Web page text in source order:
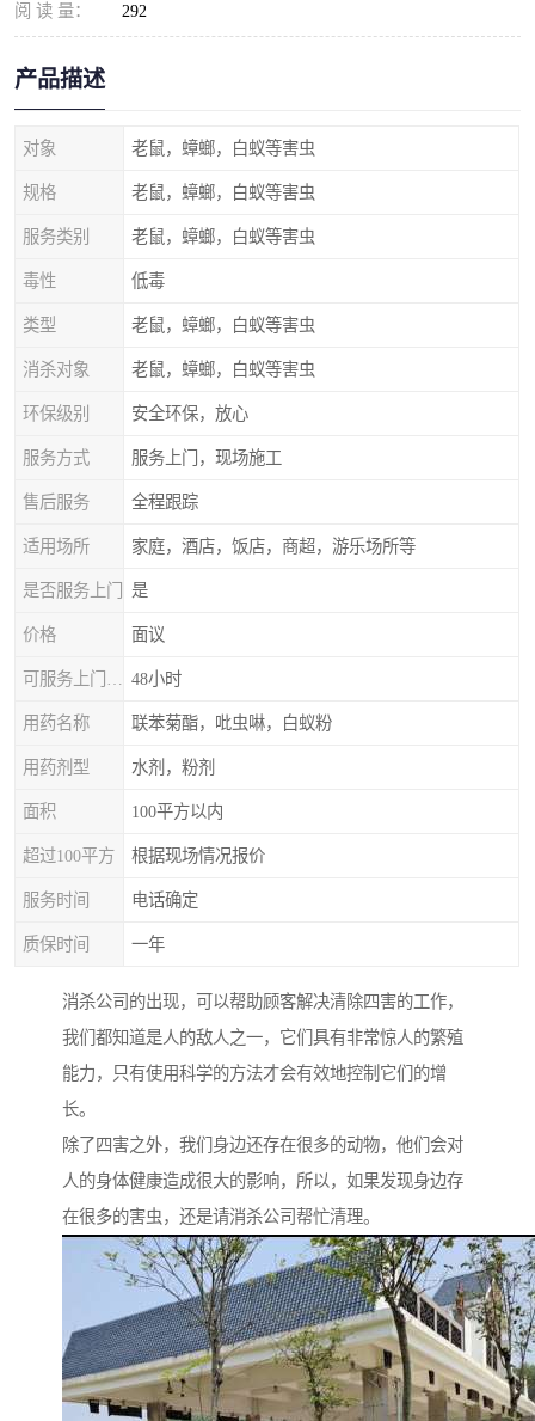
阅 读 量： 292
产品描述
对象 老鼠，蟑螂，白蚁等害虫
规格 老鼠，蟑螂，白蚁等害虫
服务类别 老鼠，蟑螂，白蚁等害虫
毒性 低毒
类型 老鼠，蟑螂，白蚁等害虫
消杀对象 老鼠，蟑螂，白蚁等害虫
环保级别 安全环保，放心
服务方式 服务上门，现场施工
售后服务 全程跟踪
适用场所 家庭，酒店，饭店，商超，游乐场所等
是否服务上门 是
价格 面议
48小时
用药名称 联苯菊酯，吡虫啉，白蚁粉
用药剂型 水剂，粉剂
面积 100平方以内
超过100平方 根据现场情况报价
服务时间 电话确定
质保时间 一年
消杀公司的出现，可以帮助顾客解决清除四害的工作，
我们都知道是人的敌人之一，它们具有非常惊人的繁殖
能力，只有使用科学的方法才会有效地控制它们的增
长。
除了四害之外，我们身边还存在很多的动物，他们会对
人的身体健康造成很大的影响，所以，如果发现身边存
在很多的害虫，还是请消杀公司帮忙清理。